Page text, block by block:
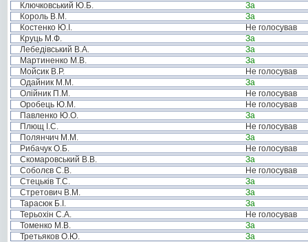
Ключковський Ю.Б.
За
Король В.М.
За
Костенко Ю.І.
Не голосував
Круць М.Ф.
За
Лебедівський В.А.
За
Мартиненко М.В.
За
Мойсик В.Р.
Не голосував
Одайник М.М.
За
Олійник П.М.
Не голосував
Оробець Ю.М.
Не голосував
Павленко Ю.О.
За
Плющ І.С.
Не голосував
Полянчич М.М.
За
Рибачук О.Б.
Не голосував
Скомаровський В.В.
За
Соболєв С.В.
Не голосував
Стецьків Т.С.
За
Стретович В.М.
За
Тарасюк Б.І.
За
Терьохін С.А.
Не голосував
Томенко М.В.
За
Третьяков О.Ю.
За